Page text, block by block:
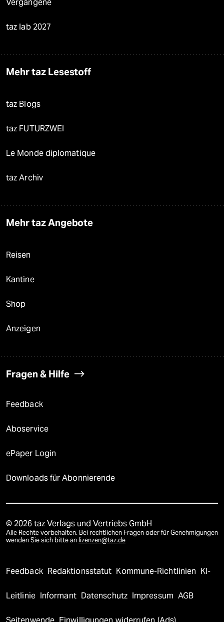
Vergangene
taz lab 2027
Mehr taz Lesestoff
taz Blogs
taz FUTURZWEI
Le Monde diplomatique
taz Archiv
Mehr taz Angebote
Reisen
Kantine
Shop
Anzeigen
Fragen & Hilfe
Feedback
Aboservice
ePaper Login
Downloads für Abonnierende
© 2026 taz Verlags und Vertriebs GmbH
Alle Rechte vorbehalten. Bei rechtlichen Fragen oder für Genehmigungen
wenden Sie sich bitte an lizenzen@taz.de
Feedback Redaktionsstatut Kommune-Richtlinien KI-
Leitlinie Informant Datenschutz Impressum AGB